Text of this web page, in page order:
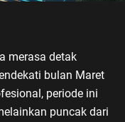
merasa detak
bulan Maret
periode ini
puncak dari